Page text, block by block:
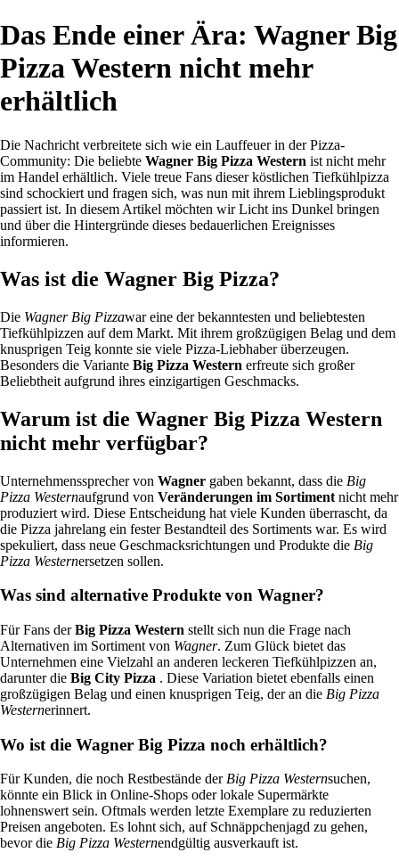
Das Ende einer Ära: Wagner Big
Pizza Western nicht mehr
erhältlich
Die Nachricht verbreitete sich wie ein Lauffeuer in der Pizza-
Community: Die beliebte Wagner Big Pizza Western ist nicht mehr
im Handel erhältlich. Viele treue Fans dieser köstlichen Tiefkühlpizza
sind schockiert und fragen sich, was nun mit ihrem Lieblingsprodukt
passiert ist. In diesem Artikel möchten wir Licht ins Dunkel bringen
und über die Hintergründe dieses bedauerlichen Ereignisses
informieren.
Was ist die Wagner Big Pizza?
Die Wagner Big Pizzawar eine der bekanntesten und beliebtesten
Tiefkühlpizzen auf dem Markt. Mit ihrem großzügigen Belag und dem
knusprigen Teig konnte sie viele Pizza-Liebhaber überzeugen.
Besonders die Variante Big Pizza Western erfreute sich großer
Beliebtheit aufgrund ihres einzigartigen Geschmacks.
Warum ist die Wagner Big Pizza Western
nicht mehr verfügbar?
Unternehmenssprecher von Wagner gaben bekannt, dass die Big
Pizza Westernaufgrund von Veränderungen im Sortiment nicht mehr
produziert wird. Diese Entscheidung hat viele Kunden überrascht, da
die Pizza jahrelang ein fester Bestandteil des Sortiments war. Es wird
spekuliert, dass neue Geschmacksrichtungen und Produkte die Big
Pizza Westernersetzen sollen.
Was sind alternative Produkte von Wagner?
Für Fans derBig Pizza Western stellt sich nun die Frage nach
Alternativen im Sortiment von Wagner. Zum Glück bietet das
Unternehmen eine Vielzahl an anderen leckeren Tiefkühlpizzen an,
darunter die Big City Pizza . Diese Variation bietet ebenfalls einen
großzügigen Belag und einen knusprigen Teig, der an die Big Pizza
Westernerinnert.
Wo ist die Wagner Big Pizza noch erhältlich?
Für Kunden, die noch Restbestände der Big Pizza Westernsuchen,
könnte ein Blick in Online-Shops oder lokale Supermärkte
lohnenswert sein. Oftmals werden letzte Exemplare zu reduzierten
Preisen angeboten. Es lohnt sich, auf Schnäppchenjagd zu gehen,
bevor die Big Pizza Westernendgültig ausverkauft ist.